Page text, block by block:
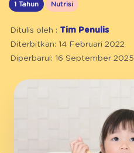
1 Tahun Nutrisi
Ditulis oleh : Tim Penulis
Diterbitkan: 14 Februari 2022
Diperbarui: 16 September 2025